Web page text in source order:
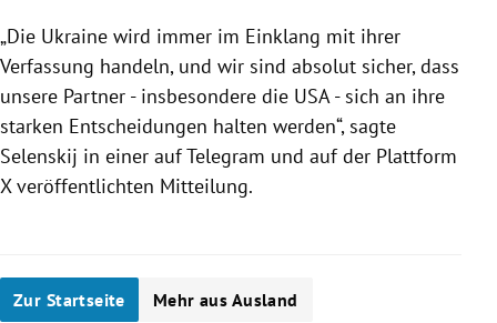
„Die Ukraine wird immer im Einklang mit ihrer
Verfassung handeln, und wir sind absolut sicher, dass
unsere Partner - insbesondere die USA - sich an ihre
starken Entscheidungen halten werden“, sagte
Selenskij in einer auf Telegram und auf der Plattform
X veröffentlichten Mitteilung.
Zur Startseite Mehr aus Ausland